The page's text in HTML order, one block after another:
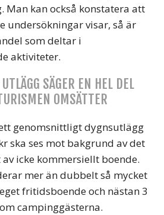
Man kan också konstatera att
undersökningar visar, så är
som deltar i
aktiviteter.
SÄGER EN HEL DEL
OMSÄTTER
genomsnittligt dygnsutlägg
ska ses mot bakgrund av det
icke kommersiellt boende.
mer än dubbelt så mycket
fritidsboende och nästan 3
campinggästerna.